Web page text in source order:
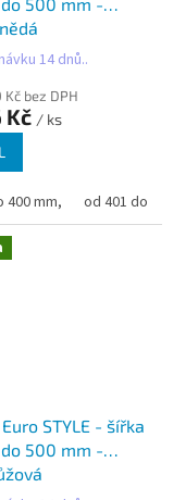
501 do 600 mm, od
14 dnů..
bez DPH
Kč / ks
400 mm, od 401 do
STYLE - šířka
500 mm -